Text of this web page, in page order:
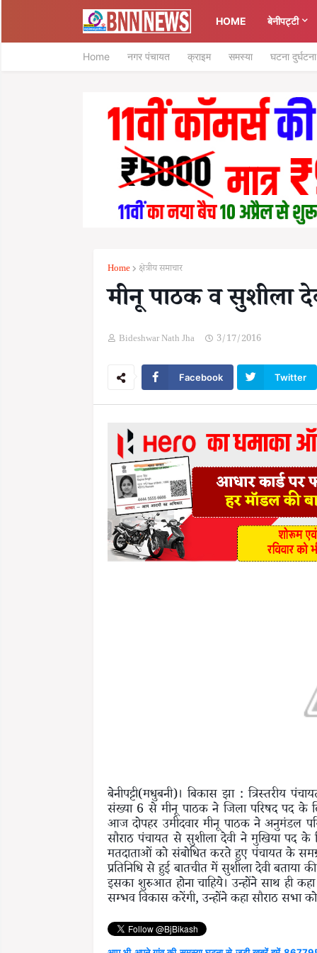
HOME बेनीपट्टी
Home नगर पंचायत क्राइम समस्या घटना दुर्घटना
Home क्षेत्रीय समाचार
मीनू पाठक व सुशीला
Bideshwar Nath Jha 3/17/2016
Facebook Twitter
बेनीपट्टी(मधुबनी)। बिकास झा : त्रिस्तरीय
संख्या 6 से मीनू पाठक ने जिला परिषद पद के
आज दोपहर उमीदवार मीनू पाठक ने अनुमंडल
सौराठ पंचायत से सुशीला देवी ने मुखिया पद के
मतदाताओं को संबोधित करते हुए पंचायत के
प्रतिनिधि से हुई बातचीत में सुशीला देवी
इसका शुरुआत होना चाहिये। उन्होंने साथ ही
सम्भव विकास करेंगी, उन्होंने कहा सौराठ सभा